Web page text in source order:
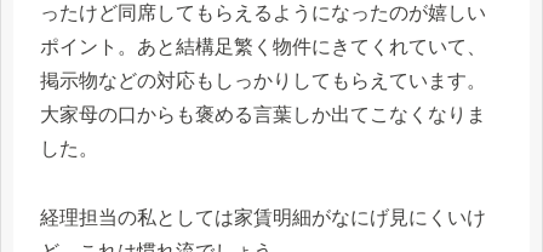
ったけど同席してもらえるようになったのが嬉しい
ポイント。あと結構足繁く物件にきてくれていて、
掲示物などの対応もしっかりしてもらえています。
大家母の口からも褒める言葉しか出てこなくなりま
した。
経理担当の私としては家賃明細がなにげ見にくいけ